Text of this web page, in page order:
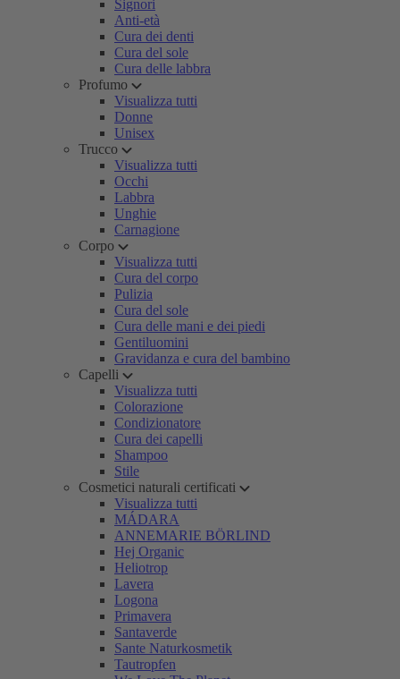
Signori
Anti-età
Cura dei denti
Cura del sole
Cura delle labbra
Profumo
Visualizza tutti
Donne
Unisex
Trucco
Visualizza tutti
Occhi
Labbra
Unghie
Carnagione
Corpo
Visualizza tutti
Cura del corpo
Pulizia
Cura del sole
Cura delle mani e dei piedi
Gentiluomini
Gravidanza e cura del bambino
Capelli
Visualizza tutti
Colorazione
Condizionatore
Cura dei capelli
Shampoo
Stile
Cosmetici naturali certificati
Visualizza tutti
MÁDARA
ANNEMARIE BÖRLIND
Hej Organic
Heliotrop
Lavera
Logona
Primavera
Santaverde
Sante Naturkosmetik
Tautropfen